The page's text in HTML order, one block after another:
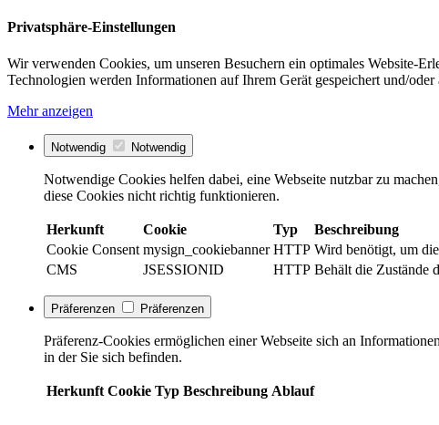
Privatsphäre-Einstellungen
Wir verwenden Cookies, um unseren Besuchern ein optimales Website-
Technologien werden Informationen auf Ihrem Gerät gespeichert und/oder
Mehr anzeigen
Notwendig Notwendig
Notwendige Cookies helfen dabei, eine Webseite nutzbar zu
diese Cookies nicht richtig funktionieren.
Herkunft Cookie Typ Beschreibung
Cookie Consent mysign_cookiebanner HTTP Wird benötigt, um
CMS
JSESSIONID HTTP Behält die Zustände
Präferenzen Präferenzen
Präferenz-Cookies ermöglichen einer Webseite sich an
in der Sie sich befinden.
Herkunft Cookie Typ Beschreibung Ablauf